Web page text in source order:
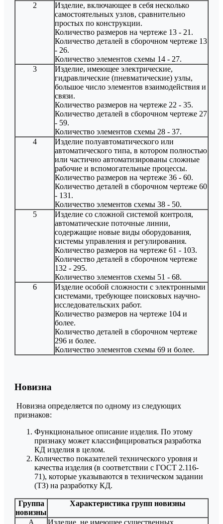
2
Изделие, включающее в себя несколько
самостоятельных узлов, сравнительно
простых по конструкции.
Количество размеров на чертеже 13 - 21.
Количество деталей в сборочном чертеже 13
- 26.
Количество элементов схемы 14 - 27.
3
Изделие, имеющее электрические,
гидравлические (пневматические) узлы,
большое число элементов взаимодействия и
связи.
Количество размеров на чертеже 22 - 35.
Количество деталей в сборочном чертеже 27
- 59.
Количество элементов схемы 28 - 37.
4
Изделие полуавтоматического или
автоматического типа, в котором полностью
или частично автоматизированы сложные
рабочие и вспомогательные процессы.
Количество размеров на чертеже 36 - 60.
Количество деталей в сборочном чертеже 60
- 131.
Количество элементов схемы 38 - 50.
5
Изделие со сложной системой контроля,
автоматические поточные линии,
содержащие новые виды оборудования,
системы управления и регулирования.
Количество размеров на чертеже 61 - 103.
Количество деталей в сборочном чертеже
132 - 295.
Количество элементов схемы 51 - 68.
6
Изделие особой сложности с электронными
системами, требующее поисковых научно-
исследовательских работ.
Количество размеров на чертеже 104 и
более.
Количество деталей в сборочном чертеже
296 и более.
Количество элементов схемы 69 и более.
Новизна
Новизна определяется по одному из следующих
признаков:
Функциональное описание изделия. По этому
признаку может классифицироваться разработка
КД изделия в целом.
Количество показателей технического уровня и
качества изделия (в соответствии с ГОСТ 2.116-
71), которые указываются в техническом задании
(ТЗ) на разработку КД.
Группа
новизны
Характеристика групп новизны